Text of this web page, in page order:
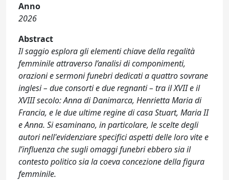
Anno
2026
Abstract
Il saggio esplora gli elementi chiave della regalità
femminile attraverso l’analisi di componimenti,
orazioni e sermoni funebri dedicati a quattro sovrane
inglesi – due consorti e due regnanti – tra il XVII e il
XVIII secolo: Anna di Danimarca, Henrietta Maria di
Francia, e le due ultime regine di casa Stuart, Maria II
e Anna. Si esaminano, in particolare, le scelte degli
autori nell'evidenziare specifici aspetti delle loro vite e
l’influenza che sugli omaggi funebri ebbero sia il
contesto politico sia la coeva concezione della figura
femminile.